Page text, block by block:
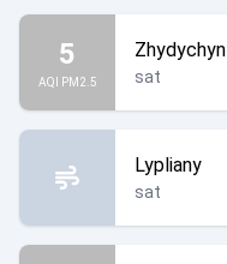
5
AQI PM2.5
Zhydychyn
sat
Lypliany
sat